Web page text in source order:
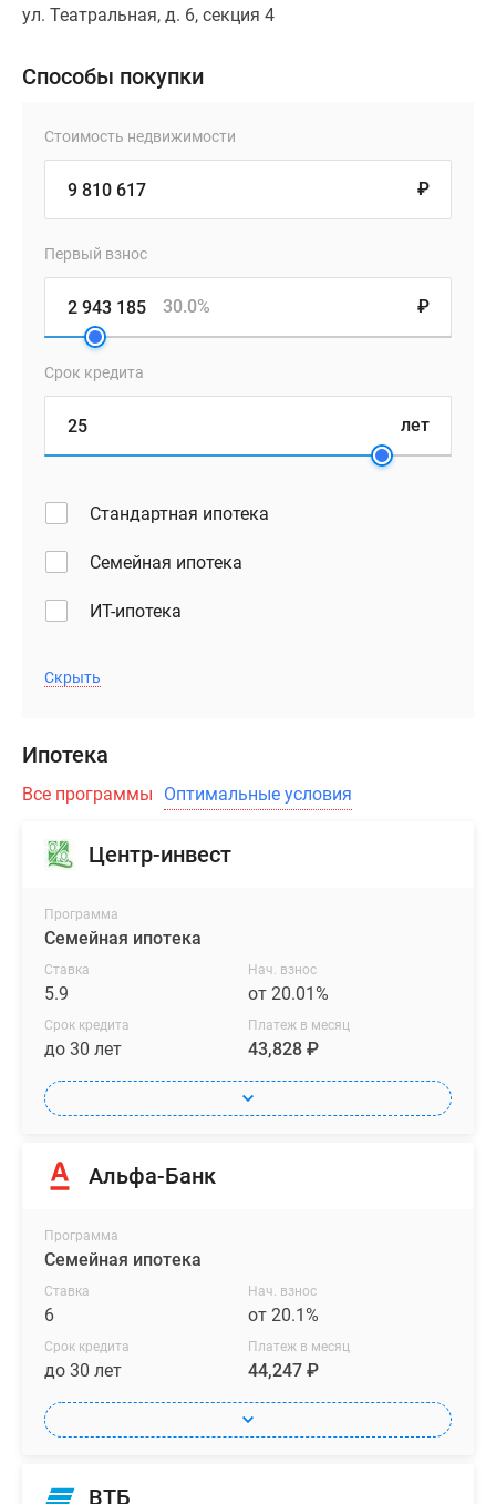
ул. Театральная, д. 6, секция 4
Способы покупки
Стоимость недвижимости
₽
Первый взнос
₽
30.0%
Срок кредита
лет
Стандартная ипотека
Семейная ипотека
ИТ-ипотека
Скрыть
Ипотека
Все программы Оптимальные условия
Центр-инвест
Программа
Семейная ипотека
Ставка
5.9
Нач. взнос
от 20.01%
Срок кредита
до 30 лет
Платеж в месяц
43,828 ₽
Альфа-Банк
Программа
Семейная ипотека
Ставка
6
Нач. взнос
от 20.1%
Срок кредита
до 30 лет
Платеж в месяц
44,247 ₽
ВТБ